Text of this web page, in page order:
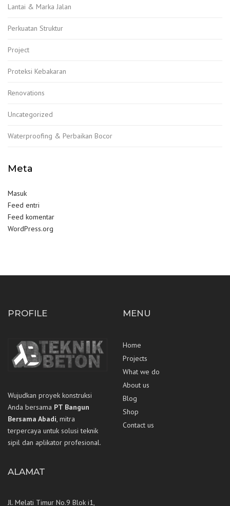
Lantai & Marka Jalan
Perkuatan Struktur
Project
Proteksi Kebakaran
Renovations
Uncategorized
Waterproofing & Perbaikan Bocor
Meta
Masuk
Feed entri
Feed komentar
WordPress.org
PROFILE
Wujudkan proyek konstruksi
Anda bersama PT Bangun
Bersama Abadi, mitra
terpercaya untuk solusi teknik
sipil dan aplikator profesional.
MENU
Home
Projects
What we do
About us
Blog
Shop
Contact us
ALAMAT
Jl. Melati Timur No.9 Blok i1,